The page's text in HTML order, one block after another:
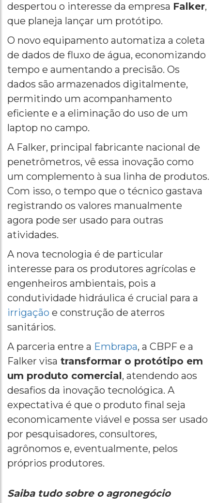
despertou o interesse da empresa Falker,
que planeja lançar um protótipo.
O novo equipamento automatiza a coleta
de dados de fluxo de água, economizando
tempo e aumentando a precisão. Os
dados são armazenados digitalmente,
permitindo um acompanhamento
eficiente e a eliminação do uso de um
laptop no campo.
A Falker, principal fabricante nacional de
penetrômetros, vê essa inovação como
um complemento à sua linha de produtos.
Com isso, o tempo que o técnico gastava
registrando os valores manualmente
agora pode ser usado para outras
atividades.
A nova tecnologia é de particular
interesse para os produtores agrícolas e
engenheiros ambientais, pois a
condutividade hidráulica é crucial para a
irrigação e construção de aterros
sanitários.
A parceria entre a Embrapa, a CBPF e a
Falker visa transformar o protótipo em
um produto comercial , atendendo aos
desafios da inovação tecnológica. A
expectativa é que o produto final seja
economicamente viável e possa ser usado
por pesquisadores, consultores,
agrônomos e, eventualmente, pelos
próprios produtores.
Saiba tudo sobre o agronegócio